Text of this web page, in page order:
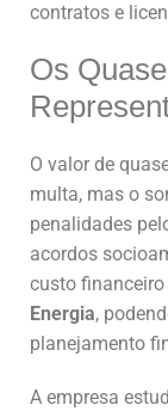
contratos e
Os
O valor de
multa, mas o
penalidades
acordos
custo
Energia,
planejamento
A empresa